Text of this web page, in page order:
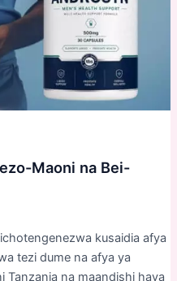
Maoni na Bei-
kusaidia afya
tezi dume na afya ya
Tanzania na maandishi haya